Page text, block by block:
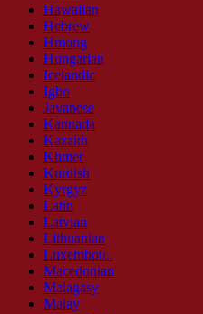
Hawaiian
Hebrew
Hmong
Hungarian
Icelandic
Igbo
Javanese
Kannada
Kazakh
Khmer
Kurdish
Kyrgyz
Latin
Latvian
Lithuanian
Luxembou..
Macedonian
Malagasy
Malay